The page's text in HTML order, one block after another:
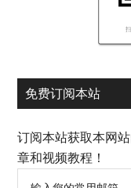
免费订阅本站
订阅本站获取本网
章和视频教程！